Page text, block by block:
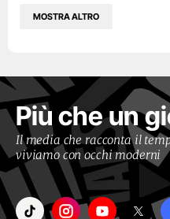
MOSTRA ALTRO
Più che un
Il media che racconta il
viviamo con occhi moderni